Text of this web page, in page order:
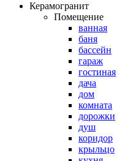
Керамогранит
Помещение
ванная
баня
бассейн
гараж
гостиная
дача
дом
комната
дорожки
душ
коридор
крыльцо